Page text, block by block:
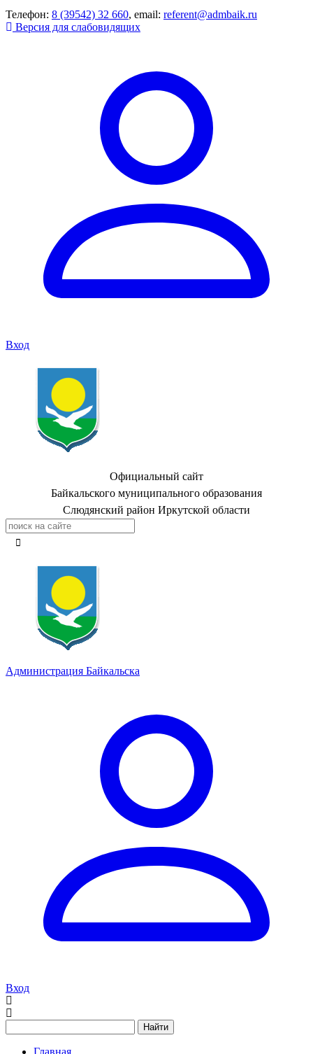
Телефон: 8 (39542) 32 660, email: referent@admbaik.ru
Версия для слабовидящих
Вход
Официальный сайт
Байкальского муниципального образования
Слюдянский район Иркутской области
Администрация Байкальска
Вход
Найти
Главная